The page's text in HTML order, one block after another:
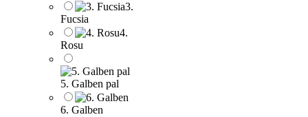
3.
Fucsia
4.
Rosu
5. Galben pal
6. Galben